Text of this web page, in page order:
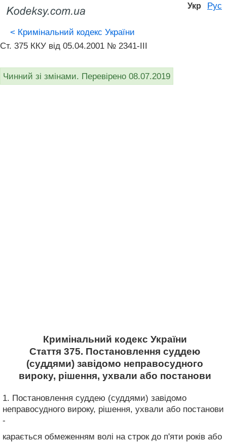
Укр Рус
< Кримінальний кодекс України
Ст. 375 ККУ від 05.04.2001 № 2341-III
Чинний зі змінами. Перевірено 08.07.2019
Кримінальний кодекс України
Стаття 375. Постановлення суддею
(суддями) завідомо неправосудного
вироку, рішення, ухвали або постанови
1. Постановлення суддею (суддями) завідомо
неправосудного вироку, рішення, ухвали або постанови
-
карається обмеженням волі на строк до п'яти років або